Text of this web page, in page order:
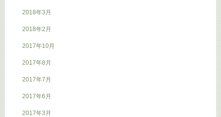
2018年3月
2018年2月
2017年10月
2017年8月
2017年7月
2017年6月
2017年3月